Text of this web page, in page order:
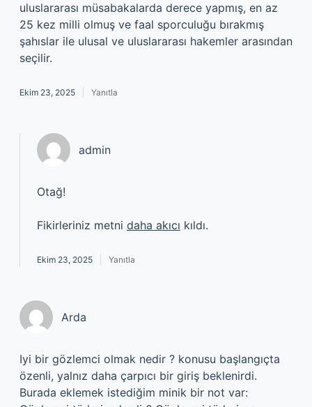
uluslararası müsabakalarda derece yapmış, en az
25 kez milli olmuş ve faal sporculuğu bırakmış
şahıslar ile ulusal ve uluslararası hakemler arasından
seçilir.
Ekim 23, 2025 Yanıtla
admin
Otağ!
Fikirleriniz metni daha akıcı kıldı.
Ekim 23, 2025 Yanıtla
Arda
Iyi bir gözlemci olmak nedir ? konusu başlangıçta
özenli, yalnız daha çarpıcı bir giriş beklenirdi.
Burada eklemek istediğim minik bir not var: